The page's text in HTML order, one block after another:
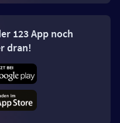
123 App noch
dran!